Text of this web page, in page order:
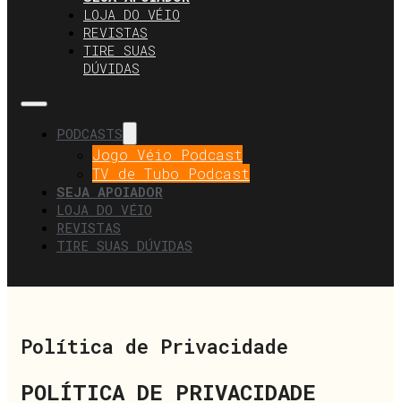
LOJA DO VÉIO
REVISTAS
TIRE SUAS
DÚVIDAS
PODCASTS
Jogo Véio Podcast
TV de Tubo Podcast
SEJA APOIADOR
LOJA DO VÉIO
REVISTAS
TIRE SUAS DÚVIDAS
Política de Privacidade
POLÍTICA DE PRIVACIDADE